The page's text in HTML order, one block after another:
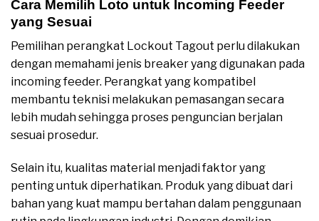
Cara Memilih Loto untuk Incoming Feeder
yang Sesuai
Pemilihan perangkat Lockout Tagout perlu dilakukan
dengan memahami jenis breaker yang digunakan pada
incoming feeder. Perangkat yang kompatibel
membantu teknisi melakukan pemasangan secara
lebih mudah sehingga proses penguncian berjalan
sesuai prosedur.
Selain itu, kualitas material menjadi faktor yang
penting untuk diperhatikan. Produk yang dibuat dari
bahan yang kuat mampu bertahan dalam penggunaan